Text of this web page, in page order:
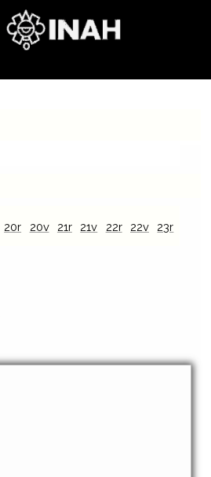
20r 20v 21r 21v 22r 22v 23r